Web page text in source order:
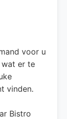
voor u
er te
vinden.
Bistro